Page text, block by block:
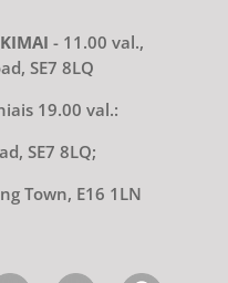
- 11.00 val.,
SE7 8LQ
19.00 val.:
SE7 8LQ;
Town, E16 1LN